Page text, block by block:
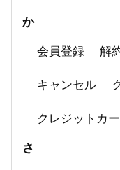
か
会員登録 解
キャンセル
クレジットカ
さ